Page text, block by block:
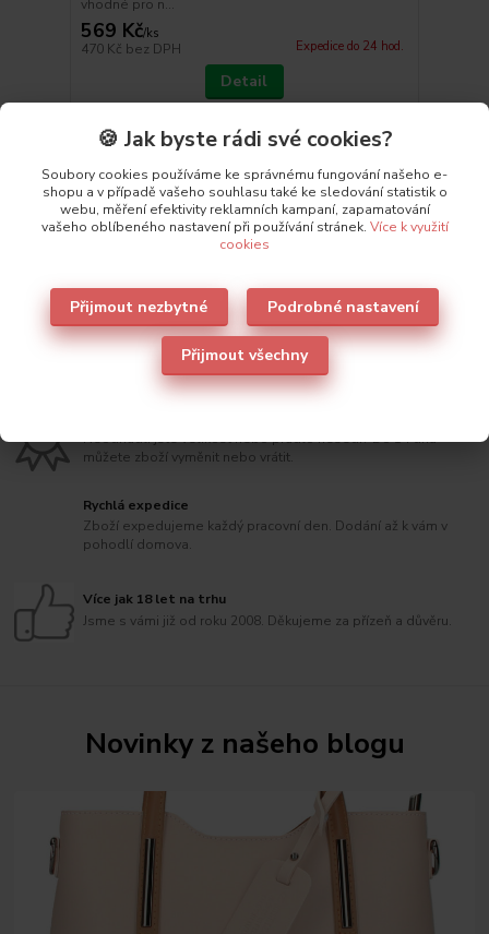
vhodné pro n...
569 Kč/ks
470 Kč bez DPH Expedice do 24 hod.
Detail
Doprava ZDARMA
Objednávku nad 1500Kč s platbou předem odešleme na
Balíkovnu zdarma.
Neodhadli jste velikost nebo prádlo nesedí? Do 14 dnů
můžete zboží vyměnit nebo vrátit.
Rychlá expedice
Zboží expedujeme každý pracovní den. Dodání až k vám v
pohodlí domova.
Více jak 18 let na trhu
Jsme s vámi již od roku 2008. Děkujeme za přízeň a důvěru.
Novinky z našeho blogu
🍪 Jak byste rádi své cookies?
Soubory cookies používáme ke správnému fungování našeho e-
shopu a v případě vašeho souhlasu také ke sledování statistik o
webu, měření efektivity reklamních kampaní, zapamatování
vašeho oblíbeného nastavení při používání stránek. Více k využití
cookies
Přijmout nezbytné Podrobné nastavení
Přijmout všechny